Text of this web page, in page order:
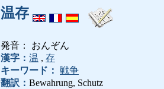
温存
発音： おんぞん
漢字： 温 , 存
キーワード： 戦争
翻訳： Bewahrung, Schutz